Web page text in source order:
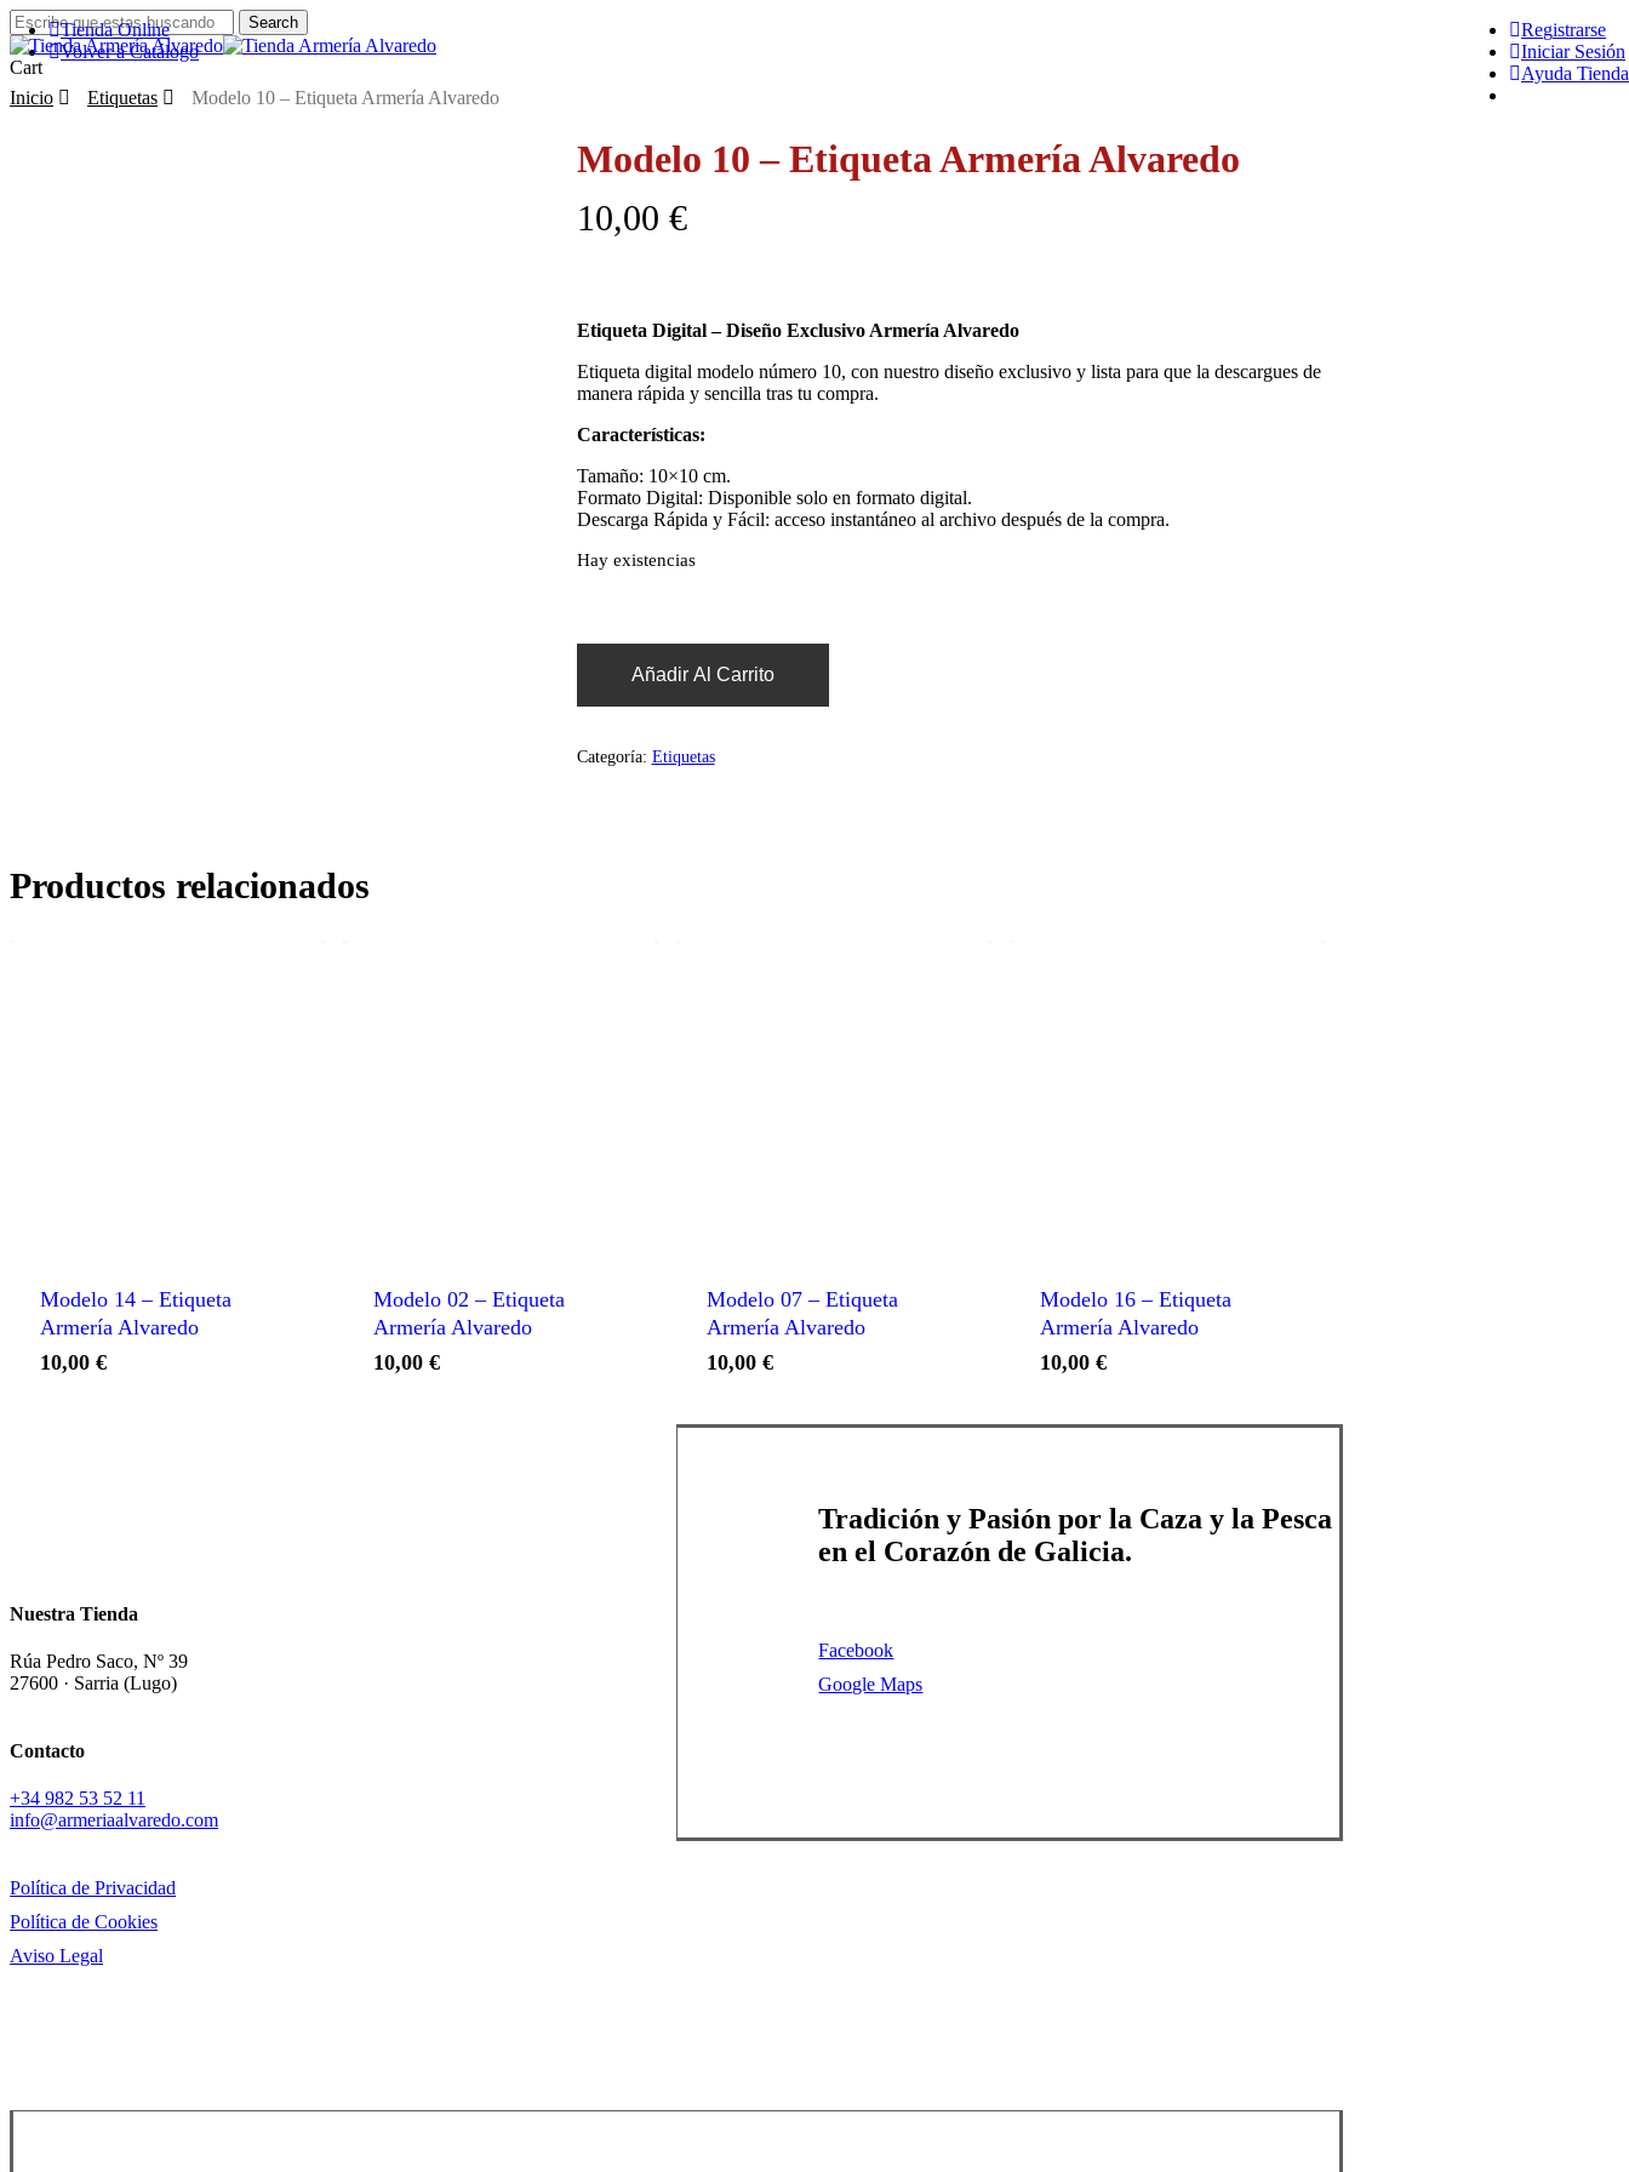
Skip
to
main
Search
Close
Search
Menu
Tienda Online
Volver a Catálogo
Registrarse
Iniciar Sesión
Ayuda Tienda
CartClose
Cart
Inicio Etiquetas Modelo 10 – Etiqueta Armería Alvaredo
Modelo 10 – Etiqueta Armería Alvaredo
10,00 €
Etiqueta Digital – Diseño Exclusivo Armería Alvaredo
Etiqueta digital modelo número 10, con nuestro diseño exclusivo y lista para que la descargues de
manera rápida y sencilla tras tu compra.
Características:
Tamaño: 10×10 cm.
Formato Digital: Disponible solo en formato digital.
Descarga Rápida y Fácil: acceso instantáneo al archivo después de la compra.
Hay existencias
Añadir Al Carrito
Categoría: Etiquetas
Productos relacionados
Modelo 14 – Etiqueta
Armería Alvaredo
10,00 €
Modelo 02 – Etiqueta
Armería Alvaredo
10,00 €
Modelo 07 – Etiqueta
Armería Alvaredo
10,00 €
Modelo 16 – Etiqueta
Armería Alvaredo
10,00 €
Nuestra Tienda
Rúa Pedro Saco, Nº 39
27600 · Sarria (Lugo)
Contacto
+34 982 53 52 11
info@armeriaalvaredo.com
Política de Privacidad
Política de Cookies
Aviso Legal
Tradición y Pasión por la Caza y la Pesca
en el Corazón de Galicia.
Facebook
Google Maps